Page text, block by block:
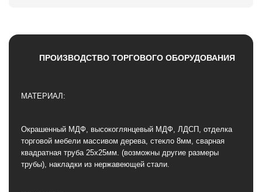
ПРОИЗВОДСТВО ТОРГОВОГО ОБОРУДОВАНИЯ
МАТЕРИАЛ:
Окрашенный МДФ, высокоглянцевый МДФ, ЛДСП, отделка
торговой мебели массивом дерева, стекло 8мм, сварная
квадратная труба 25х25мм. (возможны другие размеры
трубы), накладки из нержавеющей стали.